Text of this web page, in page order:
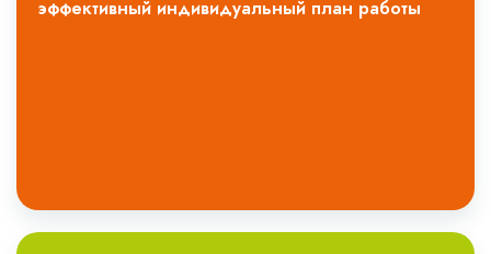
эффективный индивидуальный план работы